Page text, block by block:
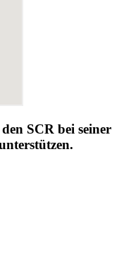
SCR bei seiner